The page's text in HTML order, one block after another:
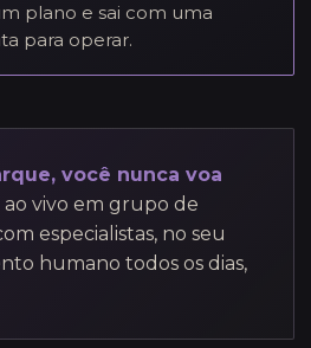
plano e sai com uma
para operar.
você nunca voa
vivo em grupo de
especialistas, no seu
humano todos os dias,